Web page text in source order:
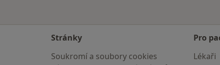
Stránky
Soukromí a soubory cookies
Pro
Lékaři